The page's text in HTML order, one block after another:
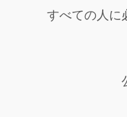
すべての人に